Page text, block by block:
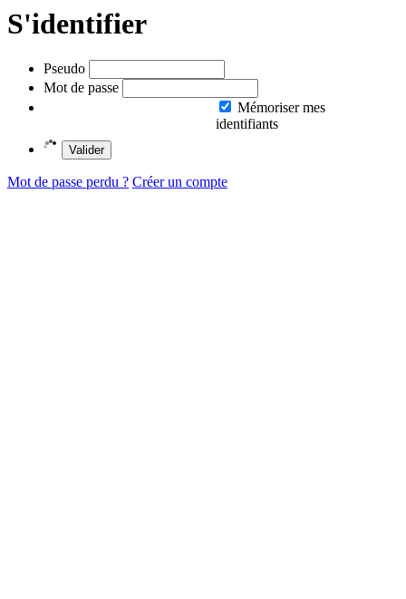
S'identifier
Pseudo
Mot de passe
Mémoriser mes
identifiants
Valider
Mot de passe perdu ? Créer un compte